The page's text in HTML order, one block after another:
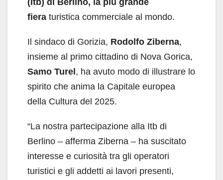
fiera turistica commerciale al mondo.
Il sindaco di Gorizia, Rodolfo Ziberna,
insieme al primo cittadino di Nova Gorica,
Samo Turel, ha avuto modo di illustrare lo
spirito che anima la Capitale europea
della Cultura del 2025.
“La nostra partecipazione alla Itb di
Berlino – afferma Ziberna – ha suscitato
interesse e curiosità tra gli operatori
turistici e gli addetti ai lavori presenti,